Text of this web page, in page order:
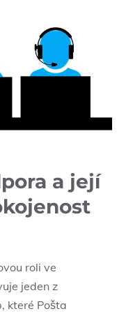
a její
roli ve
jeden z
které Pošta